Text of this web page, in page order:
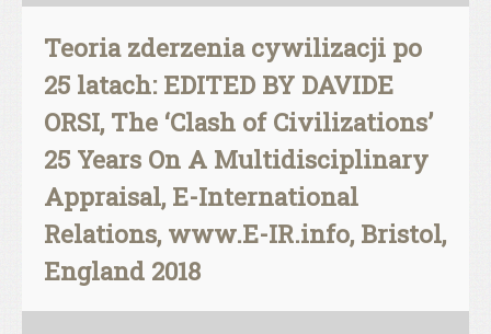
Teoria zderzenia cywilizacji po
25 latach: EDITED BY DAVIDE
ORSI, The ‘Clash of Civilizations’
25 Years On A Multidisciplinary
Appraisal, E-International
Relations, www.E-IR.info, Bristol,
England 2018